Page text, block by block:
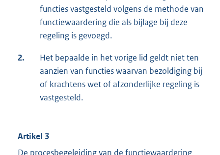
functies vastgesteld volgens de methode van
functiewaardering die als bijlage bij deze
regeling is gevoegd.
2.
Het bepaalde in het vorige lid geldt niet ten
aanzien van functies waarvan bezoldiging bij
of krachtens wet of afzonderlijke regeling is
vastgesteld.
Artikel 3
De procesbegeleiding van de functiewaardering